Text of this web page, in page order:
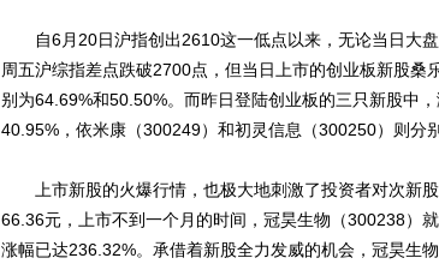
自6月20日沪指创出2610这一低点以来，无论当日大盘
周五沪综指差点跌破2700点，但当日上市的创业板新股
别为64.69%和50.50%。而昨日登陆创业板的三只新股中
40.95%，依米康（300249）和初灵信息（300250）则分
上市新股的火爆行情，也极大地刺激了投资者对次新
66.36元，上市不到一个月的时间，冠昊生物（300238）
涨幅已达236.32%。承借着新股全力发威的机会，冠昊生